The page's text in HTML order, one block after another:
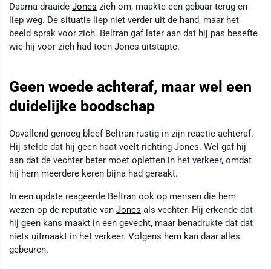
Daarna draaide Jones zich om, maakte een gebaar terug en
liep weg. De situatie liep niet verder uit de hand, maar het
beeld sprak voor zich. Beltran gaf later aan dat hij pas besefte
wie hij voor zich had toen Jones uitstapte.
Geen woede achteraf, maar wel een
duidelijke boodschap
Opvallend genoeg bleef Beltran rustig in zijn reactie achteraf.
Hij stelde dat hij geen haat voelt richting Jones. Wel gaf hij
aan dat de vechter beter moet opletten in het verkeer, omdat
hij hem meerdere keren bijna had geraakt.
In een update reageerde Beltran ook op mensen die hem
wezen op de reputatie van Jones als vechter. Hij erkende dat
hij geen kans maakt in een gevecht, maar benadrukte dat dat
niets uitmaakt in het verkeer. Volgens hem kan daar alles
gebeuren.